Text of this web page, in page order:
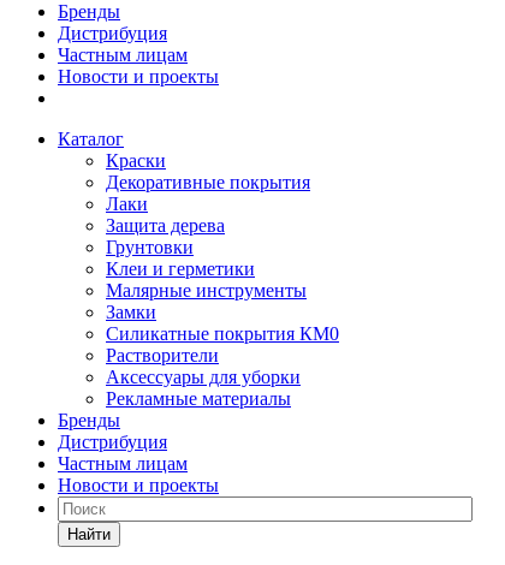
Бренды
Дистрибуция
Частным лицам
Новости и проекты
Каталог
Краски
Декоративные покрытия
Лаки
Защита дерева
Грунтовки
Клеи и герметики
Малярные инструменты
Замки
Силикатные покрытия КМ0
Растворители
Аксессуары для уборки
Рекламные материалы
Бренды
Дистрибуция
Частным лицам
Новости и проекты
Найти